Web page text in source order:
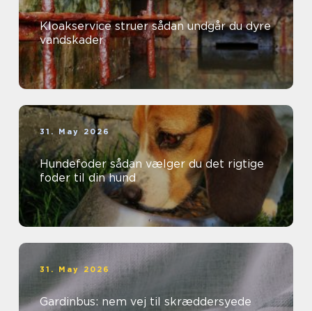
Kloakservice struer sådan undgår du dyre
vandskader
31. May 2026
Hundefoder sådan vælger du det rigtige
foder til din hund
31. May 2026
Gardinbus: nem vej til skræddersyede